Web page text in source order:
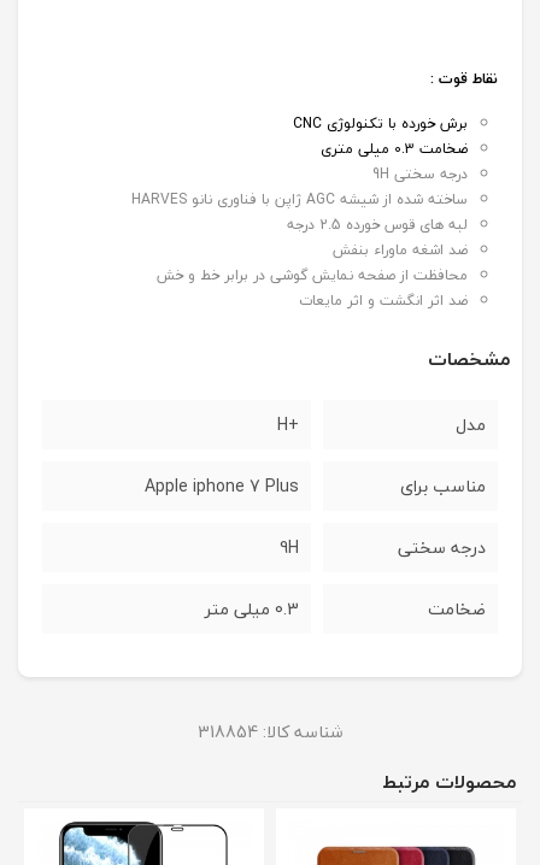
نقاط قوت :
برش خورده با تکنولوژی CNC
ضخامت 0.3 میلی متری
درجه سختی 9H
ساخته شده از شیشه AGC ژاپن با فناوری نانو HARVES
لبه های قوس خورده 2.5 درجه
ضد اشغه ماوراء بنفش
محافظت از صفحه نمایش گوشی در برابر خط و خش
ضد اثر انگشت و اثر مایعات
مشخصات
مدل +H
مناسب برای Apple iphone 7 Plus
درجه سختی 9H
ضخامت 0.3 میلی متر
شناسه کالا: 318854
محصولات مرتبط